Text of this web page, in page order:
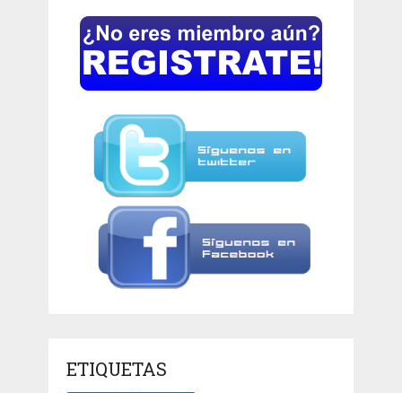
ETIQUETAS